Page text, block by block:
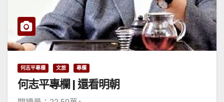
何志平專欄 文旅 專欄
何志平專欄 | 還看明朝